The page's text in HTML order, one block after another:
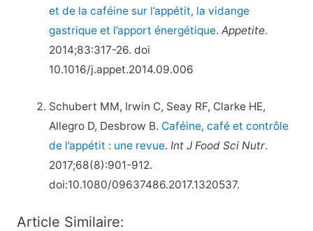
et de la caféine sur l’appétit, la vidange
gastrique et l’apport énergétique.Appetite.
2014;83:317-26. doi
10.1016/j.appet.2014.09.006
Schubert MM, Irwin C, Seay RF, Clarke HE,
Allegro D, Desbrow B. Caféine, café et contrôle
de l’appétit : une revue.Int J Food Sci Nutr.
2017;68(8):901-912.
doi:10.1080/09637486.2017.1320537.
Article Similaire: